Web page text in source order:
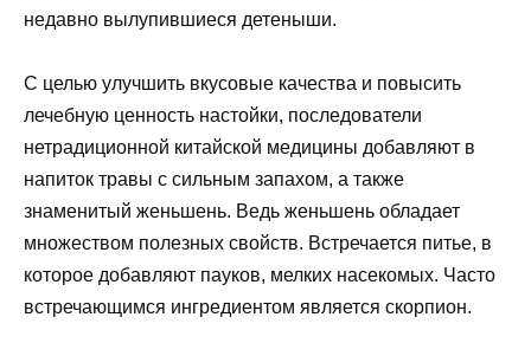
недавно вылупившиеся детеныши.
С целью улучшить вкусовые качества и повысить
лечебную ценность настойки, последователи
нетрадиционной китайской медицины добавляют в
напиток травы с сильным запахом, а также
знаменитый женьшень. Ведь женьшень обладает
множеством полезных свойств. Встречается питье, в
которое добавляют пауков, мелких насекомых. Часто
встречающимся ингредиентом является скорпион.